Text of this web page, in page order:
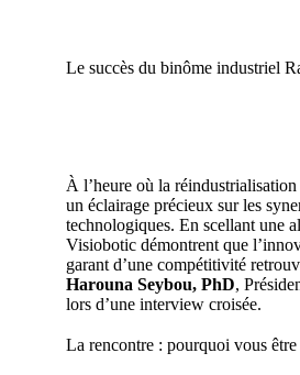
Le succès du binôme industriel
À l’heure où la
un éclairage précieux sur les
technologiques. En scellant une
Visiobotic démontrent que
garant d’une compétitivité
Harouna Seybou, PhD,
lors d’une interview croisée.
La rencontre : pourquoi vous être